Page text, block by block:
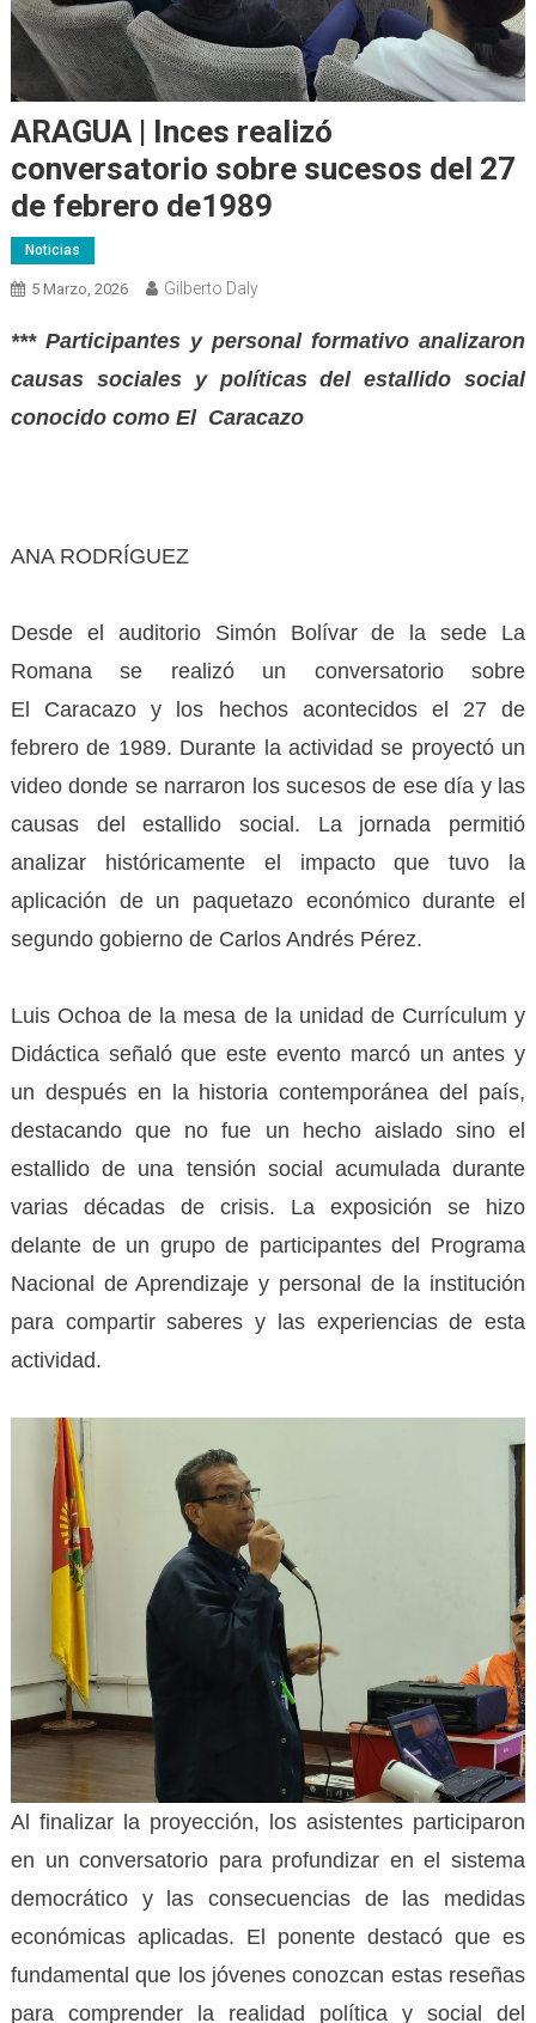
ARAGUA | Inces realizó
conversatorio sobre sucesos del 27
de febrero de1989
Noticias
5 Marzo, 2026 Gilberto Daly
*** Participantes y personal formativo analizaron
causas sociales y políticas del estallido social
conocido como El Caracazo
ANA RODRÍGUEZ
Desde el auditorio Simón Bolívar de la sede La
Romana se realizó un conversatorio sobre
El Caracazo y los hechos acontecidos el 27 de
febrero de 1989. Durante la actividad se proyectó un
video donde se narraron los sucesos de ese día y las
causas del estallido social. La jornada permitió
analizar históricamente el impacto que tuvo la
aplicación de un paquetazo económico durante el
segundo gobierno de Carlos Andrés Pérez.
Luis Ochoa de la mesa de la unidad de Currículum y
Didáctica señaló que este evento marcó un antes y
un después en la historia contemporánea del país,
destacando que no fue un hecho aislado sino el
estallido de una tensión social acumulada durante
varias décadas de crisis. La exposición se hizo
delante de un grupo de participantes del Programa
Nacional de Aprendizaje y personal de la institución
para compartir saberes y las experiencias de esta
actividad.
Al finalizar la proyección, los asistentes participaron
en un conversatorio para profundizar en el sistema
democrático y las consecuencias de las medidas
económicas aplicadas. El ponente destacó que es
fundamental que los jóvenes conozcan estas reseñas
para comprender la realidad política y social del